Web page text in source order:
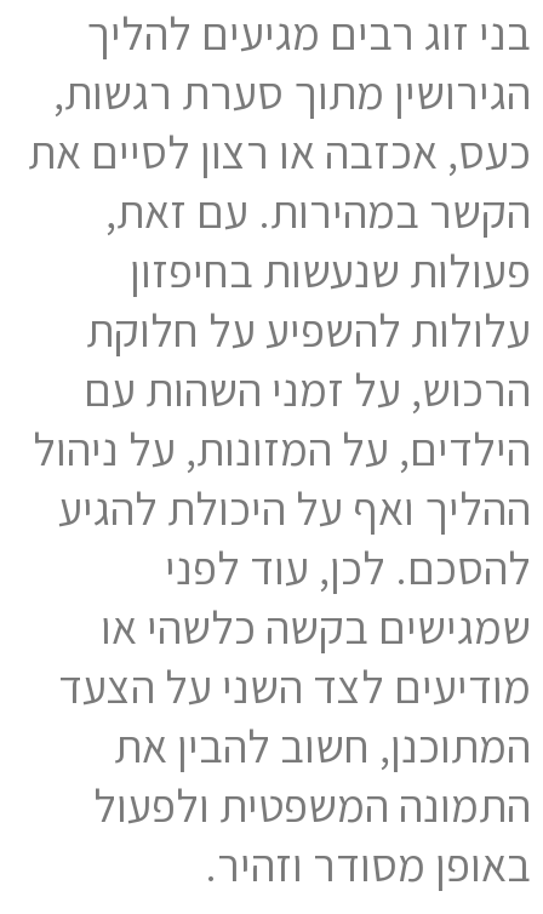
בני זוג רבים מגיעים להליך
הגירושין מתוך סערת רגשות,
כעס, אכזבה או רצון לסיים את
הקשר במהירות. עם זאת,
פעולות שנעשות בחיפזון
עלולות להשפיע על חלוקת
הרכוש, על זמני השהות עם
הילדים, על המזונות, על ניהול
ההליך ואף על היכולת להגיע
להסכם. לכן, עוד לפני
שמגישים בקשה כלשהי או
מודיעים לצד השני על הצעד
המתוכנן, חשוב להבין את
התמונה המשפטית ולפעול
באופן מסודר וזהיר.